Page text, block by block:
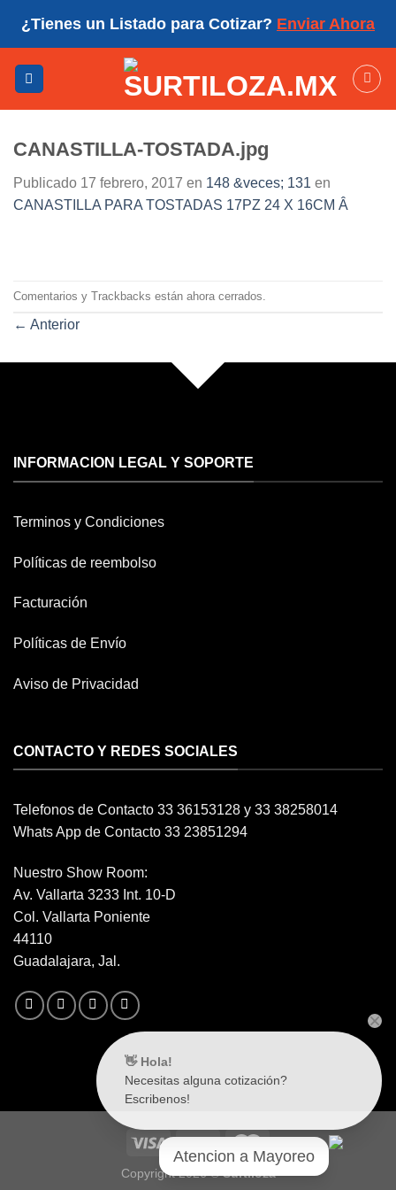
¿Tienes un Listado para Cotizar? Enviar Ahora
CANASTILLA-TOSTADA.jpg
Publicado 17 febrero, 2017 en 148 &veces; 131 en
CANASTILLA PARA TOSTADAS 17PZ 24 X 16CM Â
Comentarios y Trackbacks están ahora cerrados.
← Anterior
INFORMACION LEGAL Y SOPORTE
Terminos y Condiciones
Políticas de reembolso
Facturación
Políticas de Envío
Aviso de Privacidad
CONTACTO Y REDES SOCIALES
Telefonos de Contacto 33 36153128 y 33 38258014
Whats App de Contacto 33 23851294
Nuestro Show Room:
Av. Vallarta 3233 Int. 10-D
Col. Vallarta Poniente
44110
Guadalajara, Jal.
Copyright 2026 ©Surtiloza
👋 Hola!
Necesitas alguna cotización?
Escribenos!
Atencion a Mayoreo